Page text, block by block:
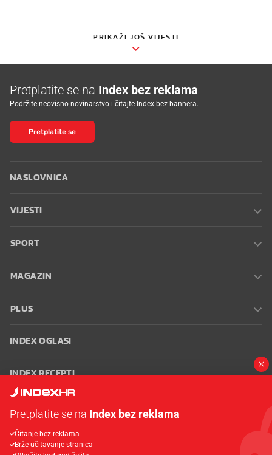
PRIKAŽI JOŠ VIJESTI
Pretplatite se na Index bez reklama
Podržite neovisno novinarstvo i čitajte Index bez bannera.
Pretplatite se
NASLOVNICA
VIJESTI
SPORT
MAGAZIN
PLUS
INDEX OGLASI
INDEX RECEPTI
Oglašavanje Zaposli se na Indexu
korištenja
Postavke kolačića
Pretplatite se na Index bez reklama
Čitanje bez reklama
Brže učitavanje stranica